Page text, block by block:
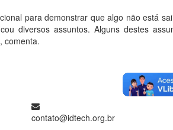
para demonstrar que algo não está
diversos assuntos. Alguns destes
comenta.
contato@idtech.org.br